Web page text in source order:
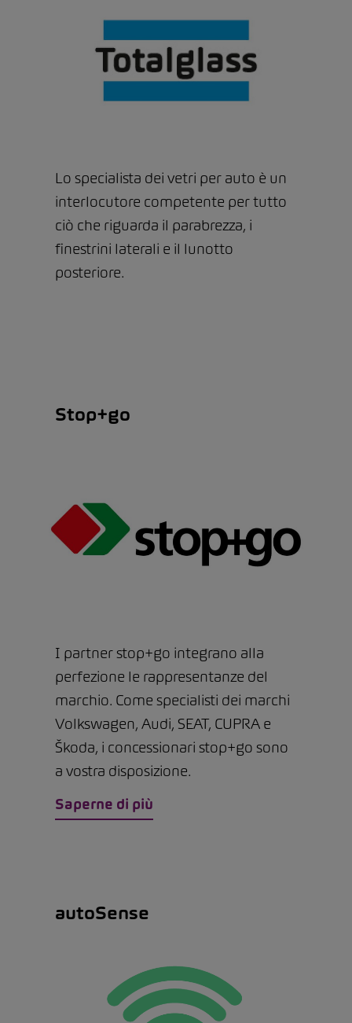
Lo specialista dei vetri per auto è un
interlocutore competente per tutto
ciò che riguarda il parabrezza, i
finestrini laterali e il lunotto
posteriore.
Stop+go
I partner stop+go integrano alla
perfezione le rappresentanze del
marchio. Come specialisti dei marchi
Volkswagen, Audi, SEAT, CUPRA e
Škoda, i concessionari stop+go sono
a vostra disposizione.
Saperne di più
autoSense